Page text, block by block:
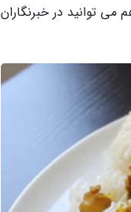
توانید در خبرنگاران